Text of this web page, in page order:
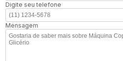
Digite seu telefone
Mensagem